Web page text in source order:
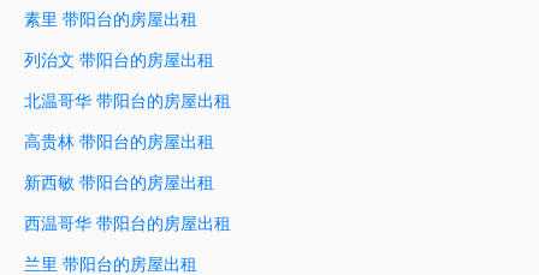
素里 带阳台的房屋出租
列治文 带阳台的房屋出租
北温哥华 带阳台的房屋出租
高贵林 带阳台的房屋出租
新西敏 带阳台的房屋出租
西温哥华 带阳台的房屋出租
兰里 带阳台的房屋出租